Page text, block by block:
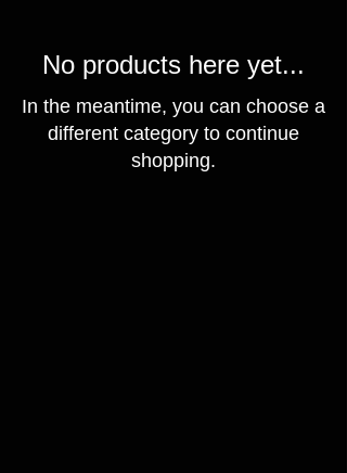
No products here yet...
In the meantime, you can choose a
different category to continue
shopping.